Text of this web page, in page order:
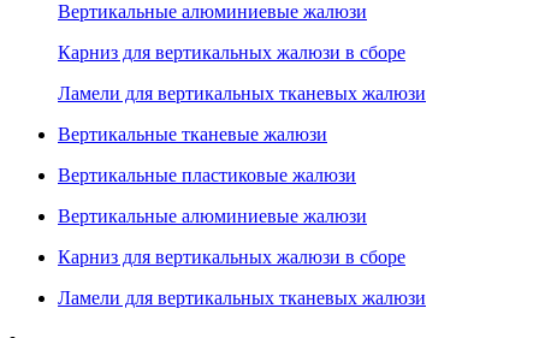
Вертикальные алюминиевые жалюзи
Карниз для вертикальных жалюзи в сборе
Ламели для вертикальных тканевых жалюзи
Вертикальные тканевые жалюзи
Вертикальные пластиковые жалюзи
Вертикальные алюминиевые жалюзи
Карниз для вертикальных жалюзи в сборе
Ламели для вертикальных тканевых жалюзи